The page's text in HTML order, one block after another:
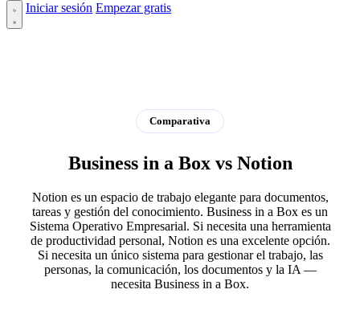
Iniciar sesión Empezar gratis
Comparativa
Business in a Box vs Notion
Notion es un espacio de trabajo elegante para documentos,
tareas y gestión del conocimiento. Business in a Box es un
Sistema Operativo Empresarial. Si necesita una herramienta
de productividad personal, Notion es una excelente opción.
Si necesita un único sistema para gestionar el trabajo, las
personas, la comunicación, los documentos y la IA —
necesita Business in a Box.